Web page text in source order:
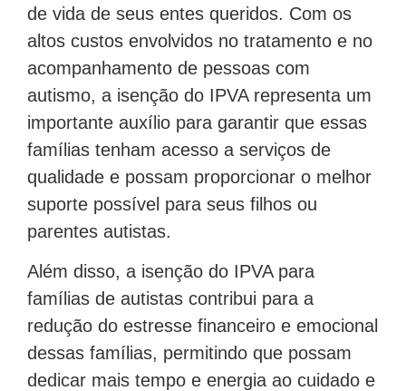
de vida de seus entes queridos. Com os
altos custos envolvidos no tratamento e no
acompanhamento de pessoas com
autismo, a isenção do IPVA representa um
importante auxílio para garantir que essas
famílias tenham acesso a serviços de
qualidade e possam proporcionar o melhor
suporte possível para seus filhos ou
parentes autistas.
Além disso, a isenção do IPVA para
famílias de autistas contribui para a
redução do estresse financeiro e emocional
dessas famílias, permitindo que possam
dedicar mais tempo e energia ao cuidado e